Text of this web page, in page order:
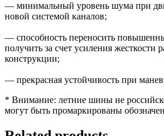
— минимальный уровень шума при
новой системой каналов;
— способность переносить
получить за счет усиления жесткости
конструкции;
— прекрасная устойчивость при
* Внимание: летние шины не
могут быть промаркированы